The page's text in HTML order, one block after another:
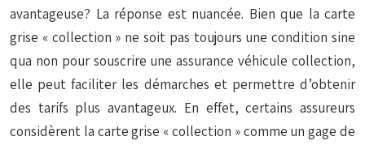
avantageuse? La réponse est nuancée. Bien que la carte
grise « collection » ne soit pas toujours une condition sine
qua non pour souscrire une assurance véhicule collection,
elle peut faciliter les démarches et permettre d’obtenir
des tarifs plus avantageux. En effet, certains assureurs
considèrent la carte grise « collection » comme un gage de